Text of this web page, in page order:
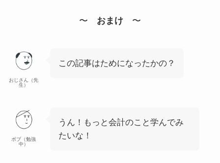
〜 おまけ 〜
おじさん（先
生）
この記事はためになったかの？
ボブ（勉強
中）
うん！もっと会計のこと学んでみ
たいな！